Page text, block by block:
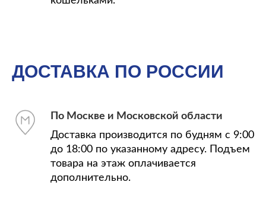
ДОСТАВКА ПО РОССИИ
По Москве и Московской области
Доставка производится по будням с 9:00
до 18:00 по указанному адресу. Подъем
товара на этаж оплачивается
дополнительно.